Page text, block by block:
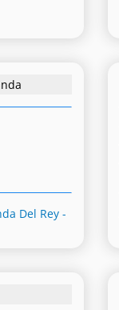
Del Rey -